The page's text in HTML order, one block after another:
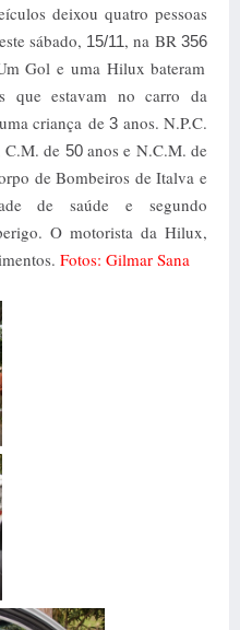
deixou quatro pessoas
sábado, 15/11, na BR 356
Gol e uma Hilux bateram
que estavam no carro da
criança de3 anos. N.P.C.
C.M. de 50anos e N.C.M. de
de Bombeiros de Italva e
de saúde e segundo
O motorista da Hilux,
Fotos: Gilmar Sana